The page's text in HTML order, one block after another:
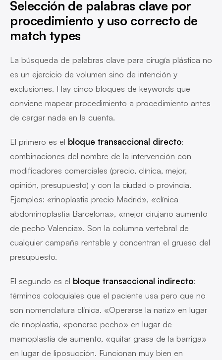
Selección de palabras clave por
procedimiento y uso correcto de
match types
La búsqueda de palabras clave para cirugía plástica no
es un ejercicio de volumen sino de intención y
exclusiones. Hay cinco bloques de keywords que
conviene mapear procedimiento a procedimiento antes
de cargar nada en la cuenta.
El primero es el bloque transaccional directo:
combinaciones del nombre de la intervención con
modificadores comerciales (precio, clínica, mejor,
opinión, presupuesto) y con la ciudad o provincia.
Ejemplos: «rinoplastia precio Madrid», «clínica
abdominoplastia Barcelona», «mejor cirujano aumento
de pecho Valencia». Son la columna vertebral de
cualquier campaña rentable y concentran el grueso del
presupuesto.
El segundo es el bloque transaccional indirecto:
términos coloquiales que el paciente usa pero que no
son nomenclatura clínica. «Operarse la nariz» en lugar
de rinoplastia, «ponerse pecho» en lugar de
mamoplastia de aumento, «quitar grasa de la barriga»
en lugar de liposucción. Funcionan muy bien en